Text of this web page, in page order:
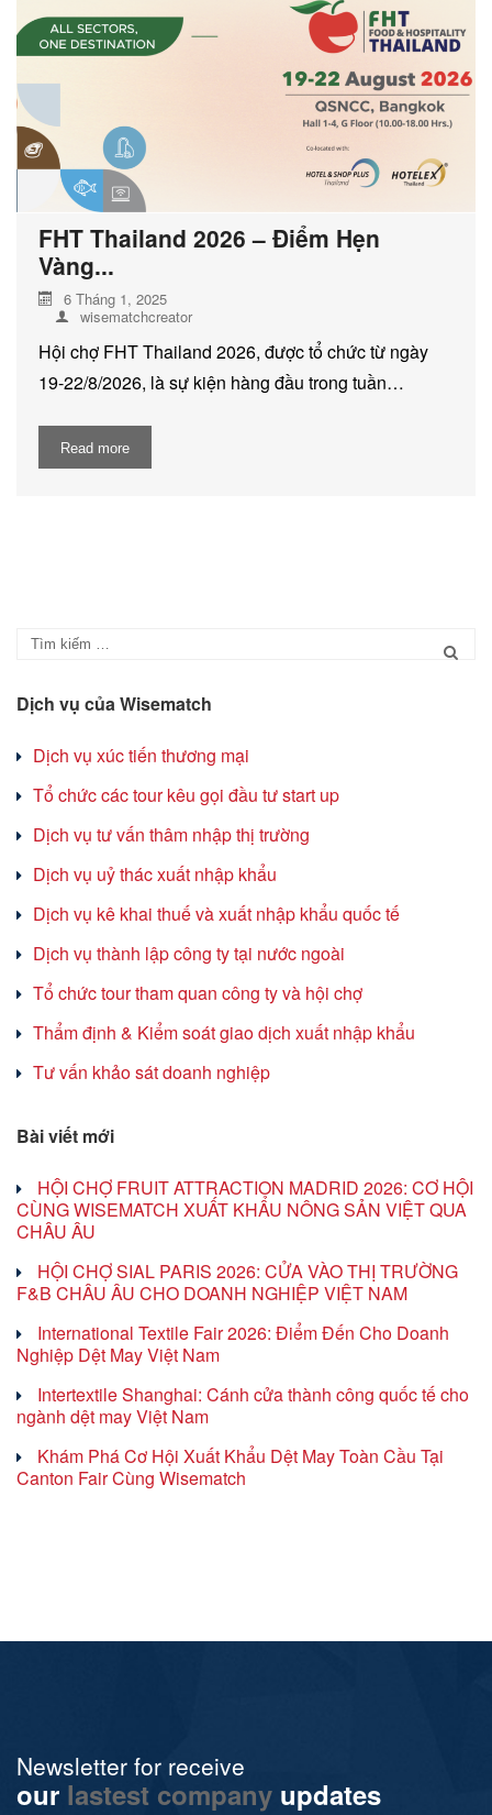
FHT Thailand 2026 – Điểm Hẹn
Vàng...
6 Tháng 1, 2025
wisematchcreator
Hội chợ FHT Thailand 2026, được tổ chức từ ngày
19-22/8/2026, là sự kiện hàng đầu trong tuần…
Read more
Dịch vụ của Wisematch
Dịch vụ xúc tiến thương mại
Tổ chức các tour kêu gọi đầu tư start up
Dịch vụ tư vấn thâm nhập thị trường
Dịch vụ uỷ thác xuất nhập khẩu
Dịch vụ kê khai thuế và xuất nhập khẩu quốc tế
Dịch vụ thành lập công ty tại nước ngoài
Tổ chức tour tham quan công ty và hội chợ
Thẩm định & Kiểm soát giao dịch xuất nhập khẩu
Tư vấn khảo sát doanh nghiệp
Bài viết mới
HỘI CHỢ FRUIT ATTRACTION MADRID 2026: CƠ HỘI
CÙNG WISEMATCH XUẤT KHẨU NÔNG SẢN VIỆT QUA
CHÂU ÂU
HỘI CHỢ SIAL PARIS 2026: CỬA VÀO THỊ TRƯỜNG
F&B CHÂU ÂU CHO DOANH NGHIỆP VIỆT NAM
International Textile Fair 2026: Điểm Đến Cho Doanh
Nghiệp Dệt May Việt Nam
Intertextile Shanghai: Cánh cửa thành công quốc tế cho
ngành dệt may Việt Nam
Khám Phá Cơ Hội Xuất Khẩu Dệt May Toàn Cầu Tại
Canton Fair Cùng Wisematch
Newsletter for receive
our lastest company updates
DỊCH VỤ KIỂM KÊ KHÍ THẢI NHÀ
KÍNH